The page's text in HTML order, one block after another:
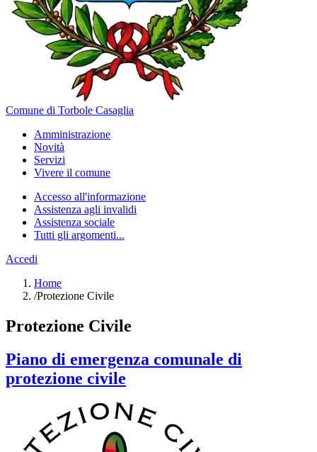
Comune di Torbole Casaglia
Amministrazione
Novità
Servizi
Vivere il comune
Accesso all'informazione
Assistenza agli invalidi
Assistenza sociale
Tutti gli argomenti...
Accedi
Home
/Protezione Civile
Protezione Civile
Piano di emergenza comunale di
protezione civile